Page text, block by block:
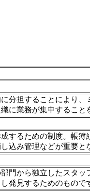
分担することにより
に業務が集中すること
するための制度。帳
込み管理などが重要と
門から独立したスタ
発見するためのもので